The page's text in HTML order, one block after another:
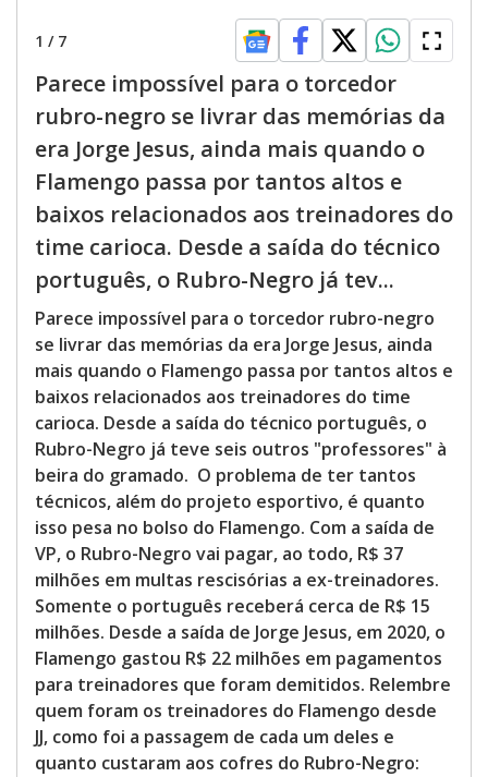
1 / 7
Parece impossível para o torcedor
rubro-negro se livrar das memórias da
era Jorge Jesus, ainda mais quando o
Flamengo passa por tantos altos e
baixos relacionados aos treinadores do
time carioca. Desde a saída do técnico
português, o Rubro-Negro já tev...
Parece impossível para o torcedor rubro-negro
se livrar das memórias da era Jorge Jesus, ainda
mais quando o Flamengo passa por tantos altos e
baixos relacionados aos treinadores do time
carioca. Desde a saída do técnico português, o
Rubro-Negro já teve seis outros "professores" à
beira do gramado. O problema de ter tantos
técnicos, além do projeto esportivo, é quanto
isso pesa no bolso do Flamengo. Com a saída de
VP, o Rubro-Negro vai pagar, ao todo, R$ 37
milhões em multas rescisórias a ex-treinadores.
Somente o português receberá cerca de R$ 15
milhões. Desde a saída de Jorge Jesus, em 2020, o
Flamengo gastou R$ 22 milhões em pagamentos
para treinadores que foram demitidos. Relembre
quem foram os treinadores do Flamengo desde
JJ, como foi a passagem de cada um deles e
quanto custaram aos cofres do Rubro-Negro: